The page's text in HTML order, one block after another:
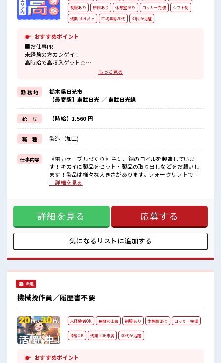
制服あり
研修あり 休憩室あり ロッカー完備
シフト制
残業 20H以上
平均年齢20代 30代が活躍
おすすめポイント
■お仕事PR
未経験の方カンゲイ！
高時給で高収入ゲット☆
お仕事は…キカイに製品をセットしてボタンをポチッ！
「自分にも出来るかな…」という方も大丈夫！
お仕事が始まっても困った時は近くにいる先輩がしっかりサポート
してくれるから安心です★
マイカー通勤もOKで無料駐車場もあり、
通勤交通費は別途支給です！
ワンコインで食べられるお弁当もあり♪
フォークリフトの免許取得支援あり☆
さらに「正社員登用制度」もあるので正社員を目指せます◎
■職場の雰囲気
長期でじっくり働けます♪
男性スタッフさん多数カツヤク中☆
ワンコインでお弁当が食べれますのでお昼の心配ナシ♪
派遣スタッフさんもカツヤク中です！
もっと見る
勤 務 地
栃木県日光市
【最寄駅】東武日光 ／ 東武日光線
給 与 【時給】1,560 円
職 種 製造（加工)
仕事内容
《電力ケーブルづくり》 主に、銅のコイルを製造していま
す！キカイに製品をセット・製品の取り出しなどをお願いし
ます！製品は様々な大きさがあります。フォークリフトでの
運搬作業もあり！ ■お仕事PR 未経験の方カンゲイ！ 高時給で
「自分にも出来るかな…」という方も大丈夫！ お仕事が始ま
っても困った時は近くにいる先輩がしっかりサポートしてく
れるから安心です★ マイカー通勤もOKで無料駐車場もあり、
通勤交通費は別途支給です！ ワンコインで食べられるお弁当
もあり♪ フォークリフトの免許取得支援あり☆ さらに「正社
員登用制度」もあるので正社員を目指せます◎ ■職場の雰囲
中☆ ワンコインでお弁当が食べれますのでお昼の心配ナシ♪
車通勤OK♪ 無料駐車場/ロッカー/休憩室完備！ 派遣スタッフ
…詳細を見る
詳細を見る 応募する
気になるリストに追加する
派遣
機械操作員／履歴書不要
未経験者OK 長期の仕事 制服あり 休憩室あり ロッカー完備
染髪OK 残業 20H未満 30代が活躍
おすすめポイント